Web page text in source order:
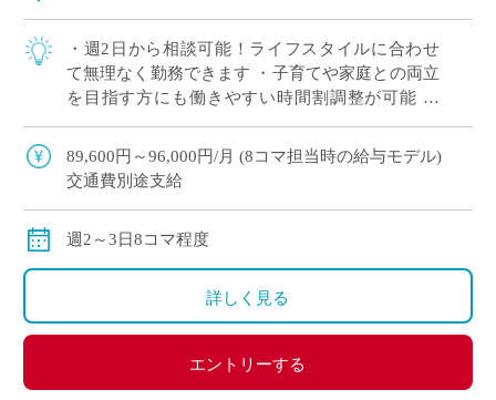
・週2日から相談可能！ライフスタイルに合わせ
て無理なく勤務できます ・子育てや家庭との両立
を目指す方にも働きやすい時間割調整が可能 ・
・中野エリアでアクセス良好。通勤負担を抑 […]
89,600円～96,000円/月 (8コマ担当時の給与モデル)
交通費別途支給
週2～3日8コマ程度
詳しく見る
エントリーする